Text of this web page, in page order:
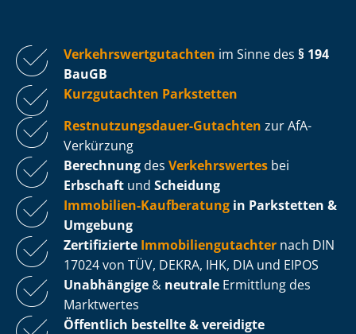
Ver­kehrs­wert­gut­ach­ten im Sinne des § 194
BauGB
Kurzgutachten Parkstetten
Rest­nut­zungs­dau­er-Gutachten zur AfA-
Verkürzung
Berechnung des Verkehrswertes bei
Erbschaft und Scheidung
Immobilien-Kaufberatung in Parkstetten &
Umgebung
Zertifizierte Im­mo­bi­li­en­gut­ach­ter nach DIN
17024 von TÜV, DEKRA, IHK, DIA und EIPOS
Unabhängige & neutrale Ermittlung des
Marktwertes
Öffentlich bestellte & vereidigte